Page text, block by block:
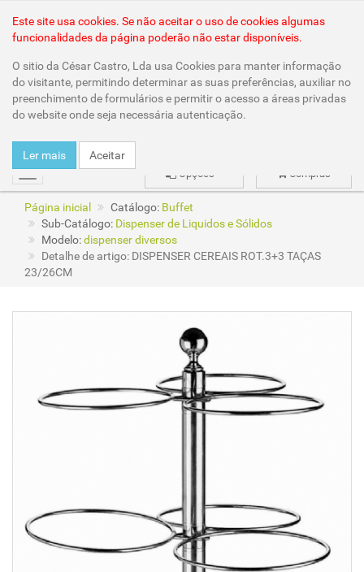
mudar Compras
Opções
Este site usa cookies. Se não aceitar o uso de cookies algumas
funcionalidades da página poderão não estar disponíveis.
O sitio da César Castro, Lda usa Cookies para manter informação
do visitante, permitindo determinar as suas preferências, auxiliar no
preenchimento de formulários e permitir o acesso a áreas privadas
do website onde seja necessária autenticação.
Ler mais Aceitar
Página inicial Catálogo: Buffet
Sub-Catálogo: Dispenser de Liquidos e Sólidos
Modelo:dispenser diversos
Detalhe de artigo: DISPENSER CEREAIS ROT.3+3 TAÇAS
23/26CM